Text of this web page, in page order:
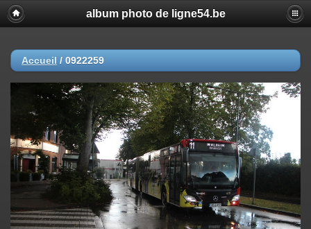
album photo de ligne54.be
Accueil / 0922259